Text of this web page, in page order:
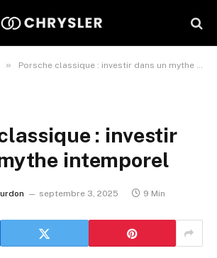
» Porsche classique : investir dans un mythe intemporel
: investir
intemporel
septembre 3, 2025 9 Min